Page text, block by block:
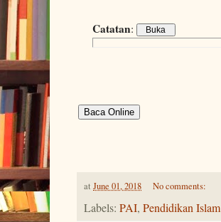
Catatan:
Baca Online
at June 01, 2018 No comments:
Labels: PAI, Pendidikan Islam